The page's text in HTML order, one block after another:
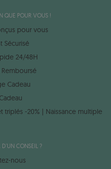
QUE POUR VOUS !
pour vous
Sécurisé
24/48H
Remboursé
Cadeau
triplés -20% | Naissance multiple
CONSEIL ?
nous